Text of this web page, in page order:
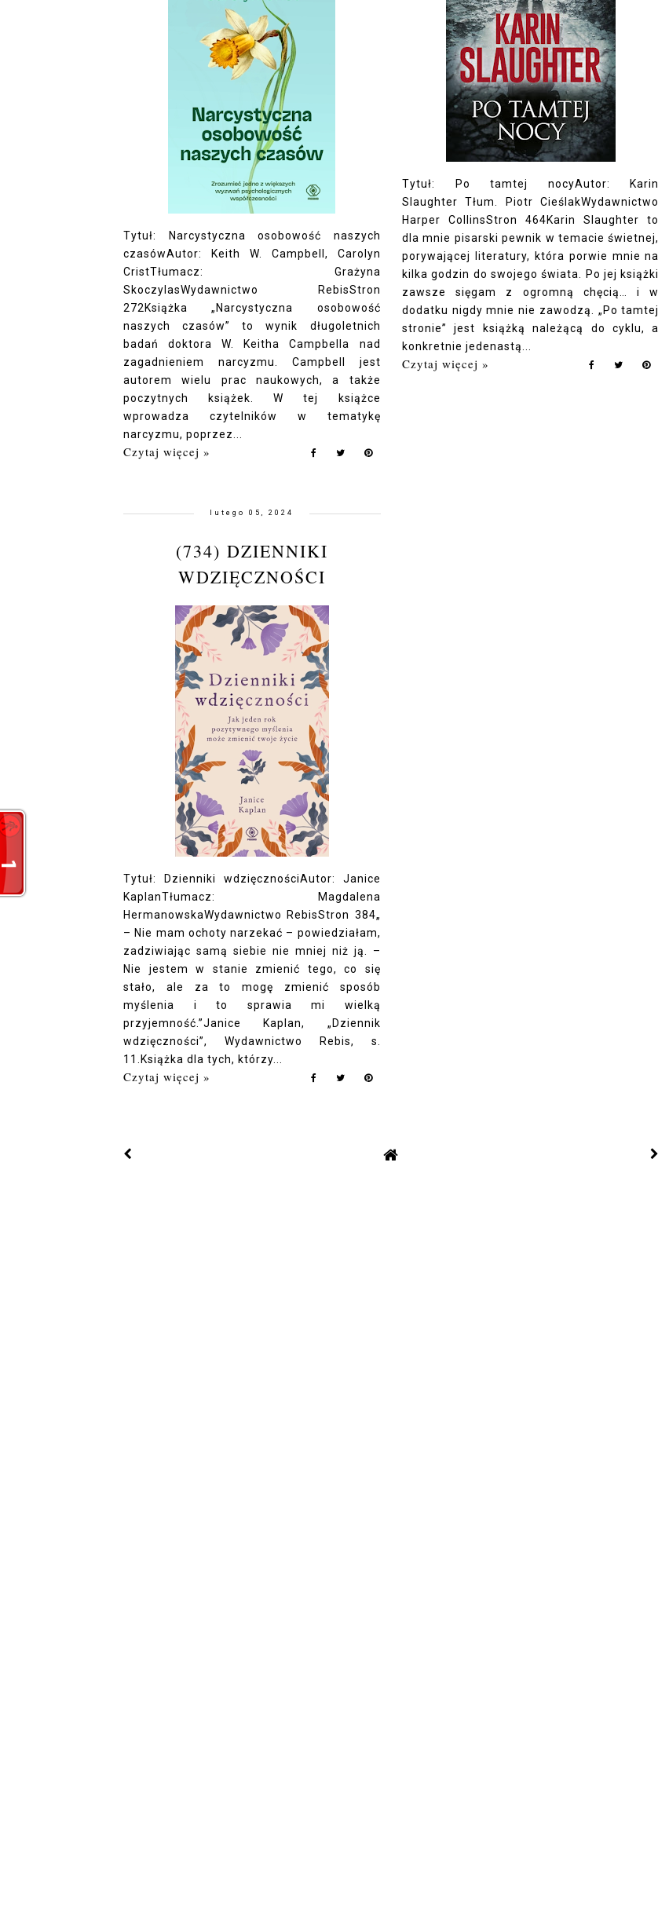
Tytuł: Narcystyczna osobowość naszych
czasówAutor: Keith W. Campbell, Carolyn
CristTłumacz: Grażyna
SkoczylasWydawnictwo RebisStron
272Książka „Narcystyczna osobowość
naszych czasów” to wynik długoletnich
badań doktora W. Keitha Campbella nad
zagadnieniem narcyzmu. Campbell jest
autorem wielu prac naukowych, a także
poczytnych książek. W tej książce
wprowadza czytelników w tematykę
narcyzmu, poprzez...
Czytaj więcej »
Tytuł: Po tamtej nocyAutor: Karin
Slaughter Tłum. Piotr CieślakWydawnictwo
Harper CollinsStron 464Karin Slaughter to
dla mnie pisarski pewnik w temacie świetnej,
porywającej literatury, która porwie mnie na
kilka godzin do swojego świata. Po jej książki
zawsze sięgam z ogromną chęcią… i w
dodatku nigdy mnie nie zawodzą. „Po tamtej
stronie” jest książką należącą do cyklu, a
konkretnie jedenastą...
Czytaj więcej »
lutego 05, 2024
(734) DZIENNIKI
WDZIĘCZNOŚCI
Tytuł: Dzienniki wdzięcznościAutor: Janice
KaplanTłumacz: Magdalena
HermanowskaWydawnictwo RebisStron 384„
– Nie mam ochoty narzekać – powiedziałam,
zadziwiając samą siebie nie mniej niż ją. –
Nie jestem w stanie zmienić tego, co się
stało, ale za to mogę zmienić sposób
myślenia i to sprawia mi wielką
przyjemność.”Janice Kaplan, „Dziennik
wdzięczności”, Wydawnictwo Rebis, s.
11.Książka dla tych, którzy...
Czytaj więcej »